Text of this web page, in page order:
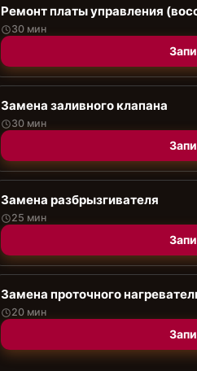
Ремонт платы управления
30 мин
Замена заливного клапана
30 мин
Замена разбрызгивателя
25 мин
Замена проточного
20 мин